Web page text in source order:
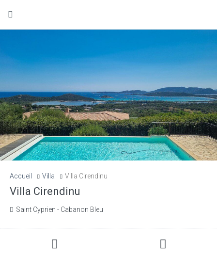
Accueil Villa Villa Cirendinu
Villa Cirendinu
Saint Cyprien - Cabanon Bleu